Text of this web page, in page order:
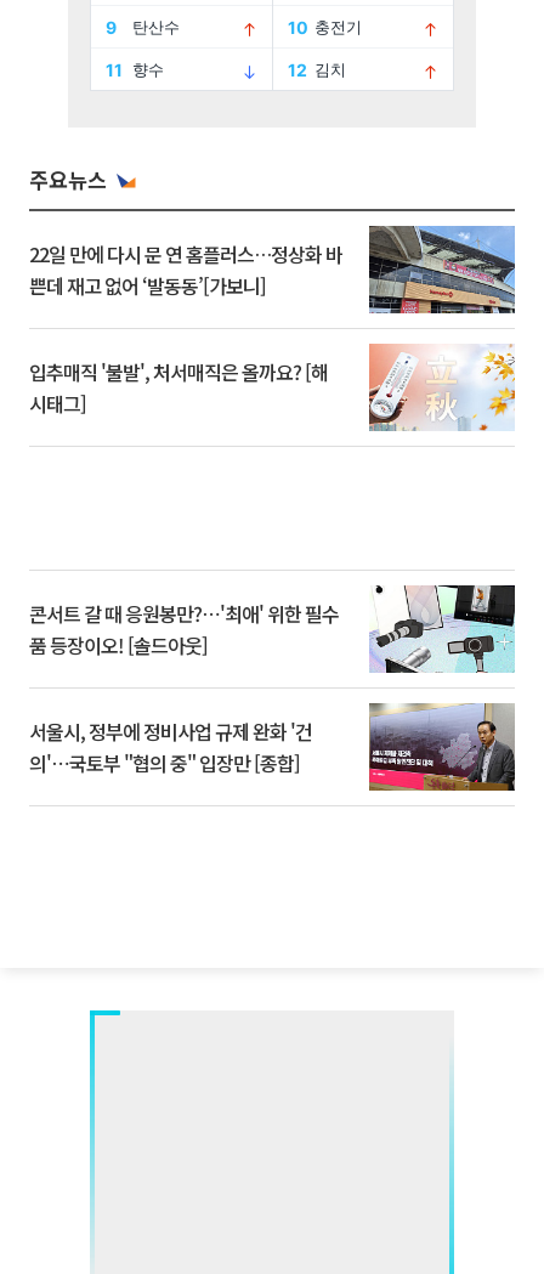
주요뉴스
22일 만에 다시 문 연 홈플러스…정상화 바
쁜데 재고 없어 ‘발동동’[가보니]
입추매직 '불발', 처서매직은 올까요? [해
시태그]
콘서트 갈 때 응원봉만?⋯'최애' 위한 필수
품 등장이오! [솔드아웃]
서울시, 정부에 정비사업 규제 완화 '건
의'⋯국토부 "협의 중" 입장만 [종합]